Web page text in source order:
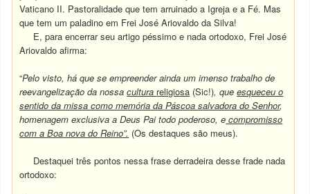
Vaticano II. Pastoralidade que tem arruinado a Igreja e a Fé. Mas
que tem um paladino em Frei José Ariovaldo da Silva!
E, para encerrar seu artigo péssimo e nada ortodoxo, Frei José
Ariovaldo afirma:
“Pelo visto, há que se empreender ainda um imenso trabalho de
reevangelização da nossacultura religiosa (Sic!), queesqueceu o
sentido da missa como memória da Páscoa salvadora do Senhor,
homenagem exclusiva a Deus Pai todo poderoso, e compromisso
com a Boa nova do Reino”. (Os destaques são meus).
Destaquei três pontos nessa frase derradeira desse frade nada
ortodoxo: